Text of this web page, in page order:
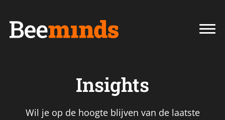
Insights
Wil je op de hoogte blijven van de laatste